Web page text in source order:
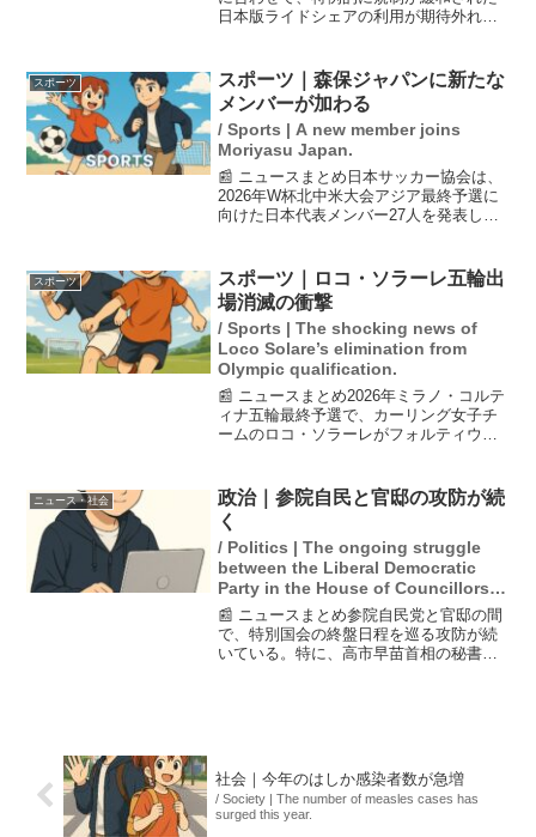
日本版ライドシェアの利用が期待外れに
回数は万博開幕前に比べて減少してい
る。タクシーの増加や万...
スポーツ
スポーツ｜森保ジャパンに新たな
メンバーが加わる
/ Sports | A new member joins
Moriyasu Japan.
📰 ニュースまとめ日本サッカー協会は、
2026年W杯北中米大会アジア最終予選に
向けた日本代表メンバー27人を発表しま
MF佐藤龍之介を含む7人が初招集されま
した。森...
スポーツ
スポーツ｜ロコ・ソラーレ五輪出
場消滅の衝撃
/ Sports | The shocking news of
Loco Solare’s elimination from
Olympic qualification.
📰 ニュースまとめ2026年ミラノ・コルテ
ィナ五輪最終予選で、カーリング女子チ
ームのロコ・ソラーレがフォルティウス
り、露出の減少が懸念されている。銀メ
ダルを獲得した前回...
ニュース・社会
政治｜参院自民と官邸の攻防が続
く
/ Politics | The ongoing struggle
between the Liberal Democratic
Party in the House of Councillors
and the government office
continues.
📰 ニュースまとめ参院自民党と官邸の間
で、特別国会の終盤日程を巡る攻防が続
いている。特に、高市早苗首相の秘書が
社会｜今年のはしか感染者数が急増
/ Society | The number of measles cases has
surged this year.